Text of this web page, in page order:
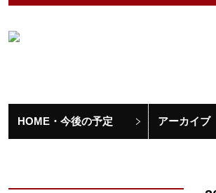
HOME・今後の予定 アーカイブ